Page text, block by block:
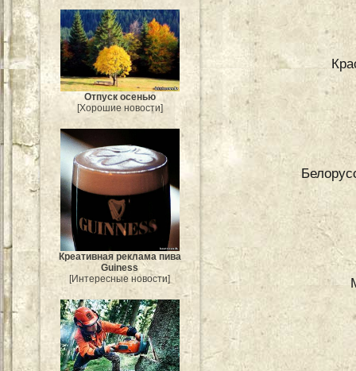
Отпуск осенью
[Хорошие новости]
Креативная реклама пива
Guiness
[Интересные новости]